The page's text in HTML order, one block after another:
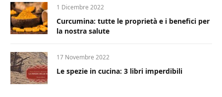
1 Dicembre 2022
Curcumina: tutte le proprietà e i benefici per
la nostra salute
17 Novembre 2022
Le spezie in cucina: 3 libri imperdibili